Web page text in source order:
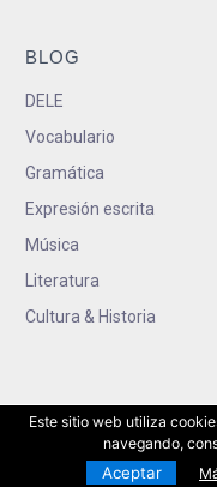
BLOG
DELE
Vocabulario
Gramática
Expresión escrita
Música
Literatura
Cultura & Historia
Este sitio web utiliza
navegando,
Aceptar